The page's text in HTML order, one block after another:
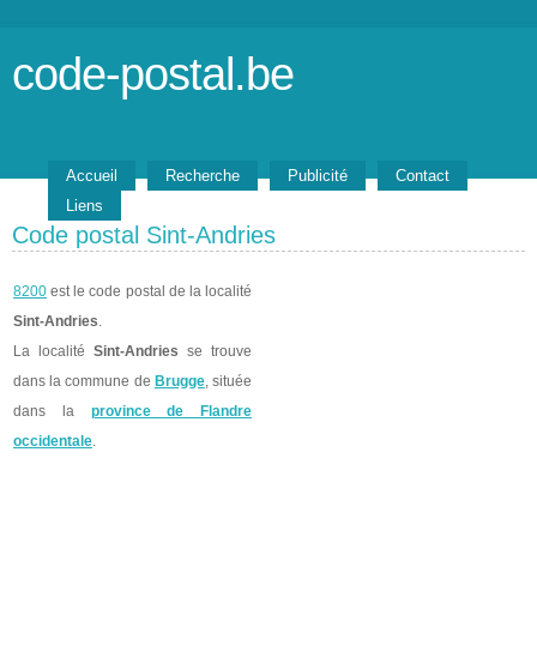
code-postal.be
Accueil Recherche Publicité
Contact
Liens
Code postal Sint-Andries
8200 est le code postal de la localité
Sint-Andries.
La localité Sint-Andries se trouve
dans la commune de Brugge, située
dans la province de Flandre
occidentale.